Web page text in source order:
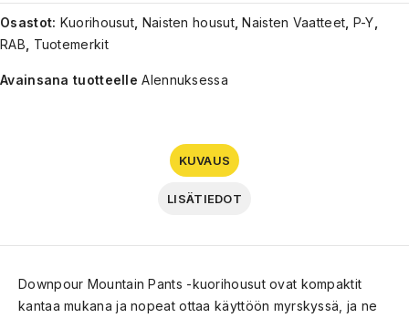
Osastot: Kuorihousut, Naisten housut, Naisten Vaatteet, P-Y,
RAB, Tuotemerkit
Avainsana tuotteelleAlennuksessa
KUVAUS
LISÄTIEDOT
Downpour Mountain Pants -kuorihousut ovat kompaktit
kantaa mukana ja nopeat ottaa käyttöön myrskyssä, ja ne